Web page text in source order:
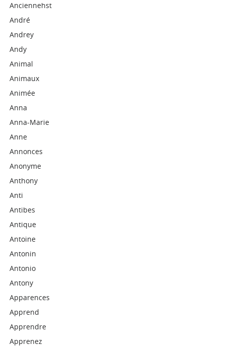
Anciennehst
André
Andrey
Andy
Animal
Animaux
Animée
Anna
Anna-Marie
Anne
Annonces
Anonyme
Anthony
Anti
Antibes
Antique
Antoine
Antonin
Antonio
Antony
Apparences
Apprend
Apprendre
Apprenez